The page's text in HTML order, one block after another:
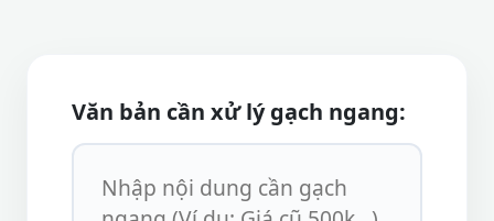
Văn bản cần xử lý gạch ngang: